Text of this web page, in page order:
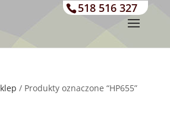
518 516 327
/ Produkty oznaczone “HP655”